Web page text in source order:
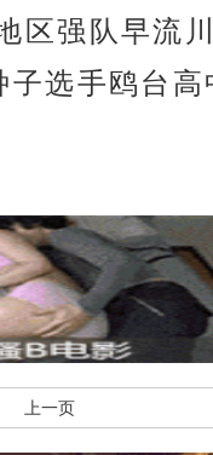
区强队早流
选手鸥台高
上一页